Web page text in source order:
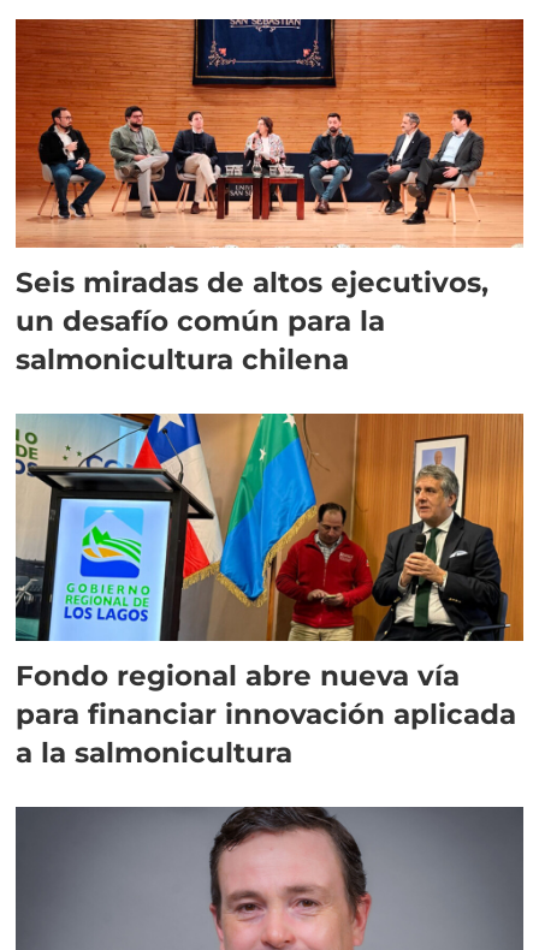
Seis miradas de altos ejecutivos,
un desafío común para la
salmonicultura chilena
Fondo regional abre nueva vía
para financiar innovación aplicada
a la salmonicultura